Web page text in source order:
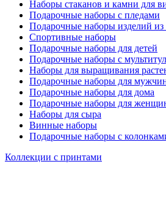
Наборы стаканов и камни для
Подарочные наборы с пледами
Подарочные наборы изделий
Спортивные наборы
Подарочные наборы для детей
Подарочные наборы с
Наборы для выращивания
Подарочные наборы для
Подарочные наборы для дома
Подарочные наборы для
Наборы для сыра
Винные наборы
Подарочные наборы с
Коллекции с принтами